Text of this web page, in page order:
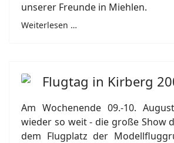
unserer Freunde in Miehlen.
Weiterlesen …
Flugtag in Kirberg
Am Wochenende 09.-10.
wieder so weit - die große Show
dem Flugplatz der